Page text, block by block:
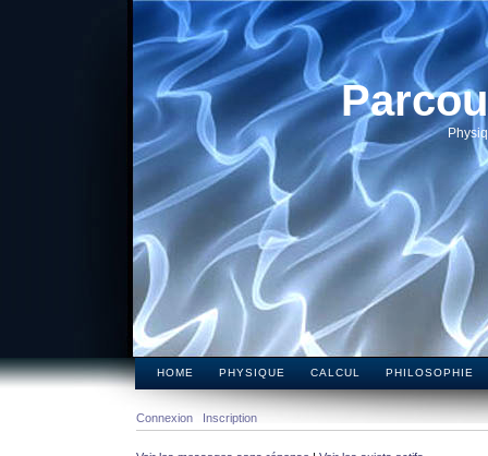
HOME PHYSIQUE CALCUL PHILOSOPHIE
Connexion Inscription